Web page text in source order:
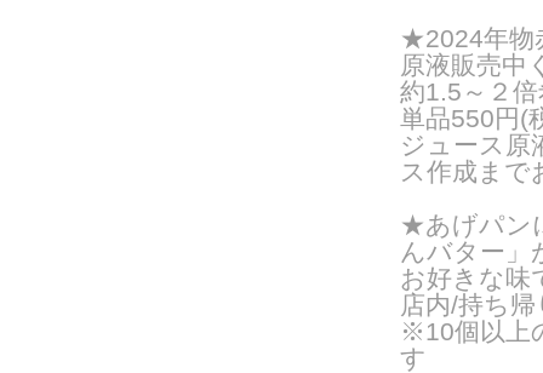
★2024年物
原液販売中
約1.5～２
単品550円(
ジュース原
ス作成まで
★あげパン
んバター」
お好きな味
店内/持ち
※10個以上
す